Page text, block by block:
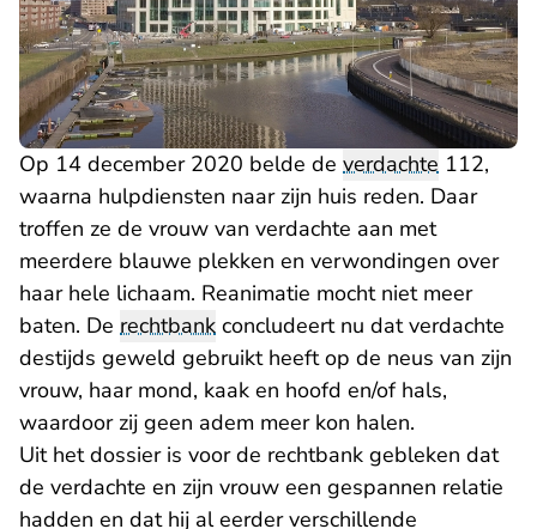
Op 14 december 2020 belde de verdachte 112,
waarna hulpdiensten naar zijn huis reden. Daar
troffen ze de vrouw van verdachte aan met
meerdere blauwe plekken en verwondingen over
haar hele lichaam. Reanimatie mocht niet meer
baten. De rechtbank concludeert nu dat verdachte
destijds geweld gebruikt heeft op de neus van zijn
vrouw, haar mond, kaak en hoofd en/of hals,
waardoor zij geen adem meer kon halen.
Uit het dossier is voor de rechtbank gebleken dat
de verdachte en zijn vrouw een gespannen relatie
hadden en dat hij al eerder verschillende